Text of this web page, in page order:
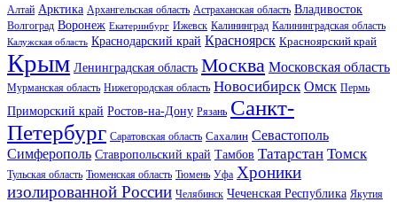
Алтай Арктика Архангельская область Астраханская область Владивосток
Волгоград Воронеж Екатеринбург Ижевск Калининград Калининградская область
Калужская область Краснодарский край Красноярск Красноярский край
Крым Ленинградская область Москва Московская область
Мурманская область Нижегородская область Новосибирск Омск Пермь
Приморский край Ростов-на-Дону Рязань Санкт-
Петербург Саратовская область Сахалин Севастополь
Симферополь Ставропольский край Тамбов Татарстан Томск
Тульская область Тюменская область Тюмень Уфа Хроники
изолированной России Челябинск Чеченская Республика Якутия